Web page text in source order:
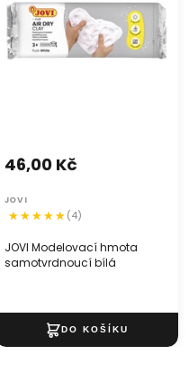
JOVI Modelovací hmota
samotvrdnoucí bílá
46,00 Kč
JOVI
(4)